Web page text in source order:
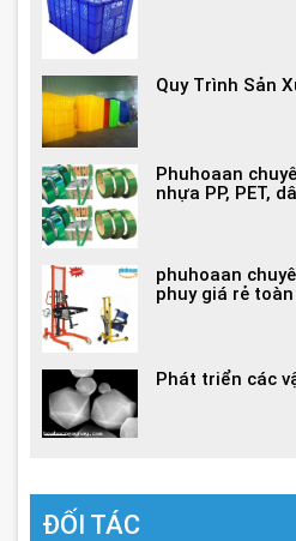
Quy Trình Sản
Phuhoaan
nhựa PP, PET,
phuhoaan
phuy giá rẻ
Phát triển các
ĐỐI TÁC